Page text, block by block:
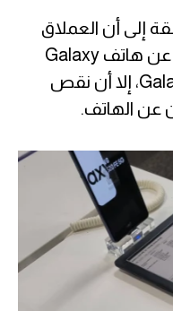
إلى أن العملاق
الكوري تستعد لكشف النقاب عن هاتف Galaxy
S21 FE في حدث Galaxy Z Fold 3، إلا أن نقص
عن الهاتف.